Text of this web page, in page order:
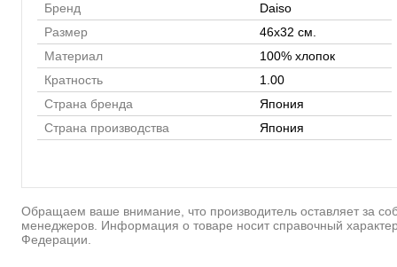
Бренд
Daiso
Размер
46х32 см.
Материал
100% хлопок
Кратность
1.00
Страна бренда
Япония
Страна производства
Япония
Обращаем ваше внимание, что производитель оставляет за
менеджеров. Информация о товаре носит справочный
Федерации.